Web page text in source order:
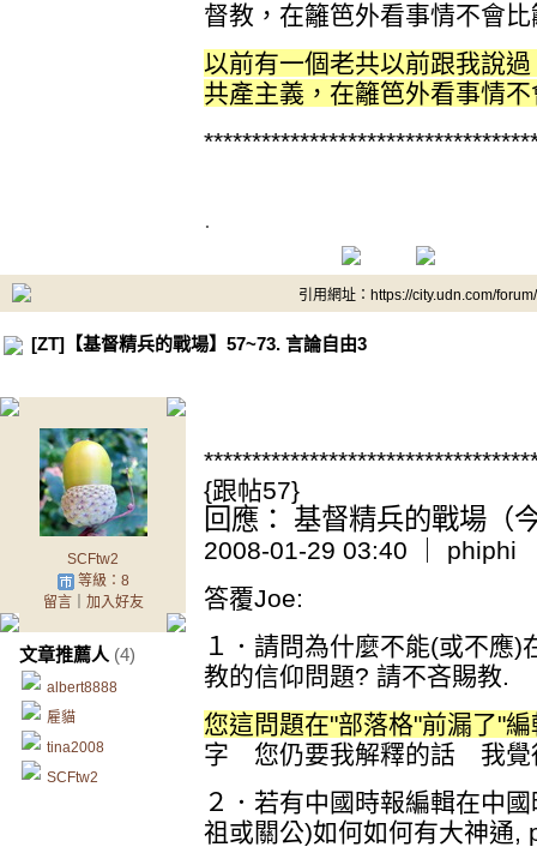
督教，在籬笆外看事情不會
以前有一個老共以前跟我說
共產主義，在籬笆外看事情
.
引用網址：https://city.udn.com/
[ZT]【基督精兵的戰場】57~73. 言論自由3
SCFtw2
等級：8
留言｜ 加入好友
文章推薦人 (4)
albert8888
雇貓
tina2008
SCFtw2
{跟帖57}
回應： 基督精兵的戰場（
2008-01-29 03:40 ｜ phiphi
答覆Joe:
１．請問為什麼不能(或不應
教的信仰問題? 請不吝賜教.
您這問題在"部落格"前漏了"
字 您仍要我解釋的話 我覺
２．若有中國時報編輯在中
祖或關公)如何如何有大神通,